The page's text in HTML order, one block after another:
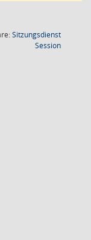
Sitzungsdienst
Session(Wird in